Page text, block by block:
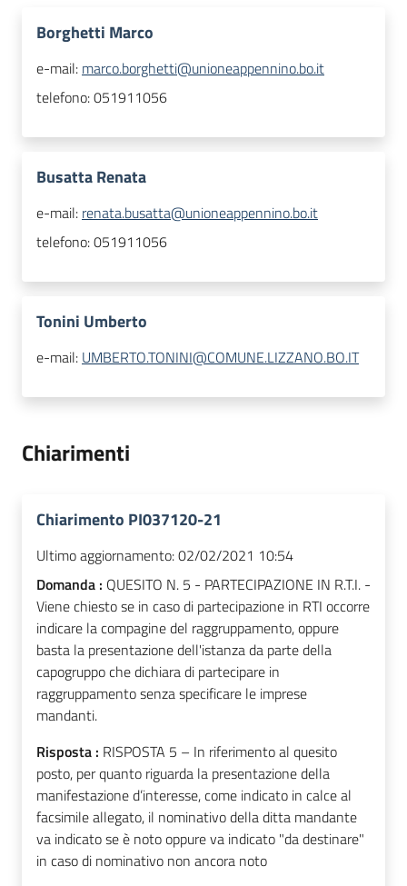
Borghetti Marco
e-mail: marco.borghetti@unioneappennino.bo.it
telefono:051911056
Busatta Renata
e-mail: renata.busatta@unioneappennino.bo.it
telefono:051911056
Tonini Umberto
e-mail: UMBERTO.TONINI@COMUNE.LIZZANO.BO.IT
Chiarimenti
Chiarimento PI037120-21
Ultimo aggiornamento:02/02/2021 10:54
Domanda : QUESITO N. 5 - PARTECIPAZIONE IN R.T.I. -
Viene chiesto se in caso di partecipazione in RTI occorre
indicare la compagine del raggruppamento, oppure
basta la presentazione dell'istanza da parte della
capogruppo che dichiara di partecipare in
raggruppamento senza specificare le imprese
mandanti.
Risposta : RISPOSTA 5 – In riferimento al quesito
posto, per quanto riguarda la presentazione della
manifestazione d’interesse, come indicato in calce al
facsimile allegato, il nominativo della ditta mandante
va indicato se è noto oppure va indicato "da destinare"
in caso di nominativo non ancora noto